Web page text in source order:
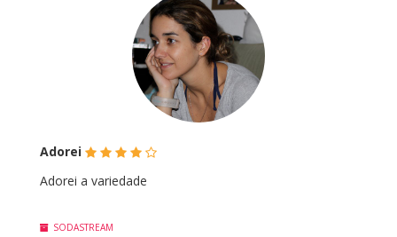
Adorei (*)(*)(*)(*)(
Adorei a variedade
SODASTREAM